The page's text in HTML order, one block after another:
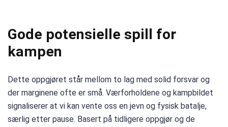
Gode potensielle spill for
kampen
Dette oppgjøret står mellom to lag med solid forsvar og
der marginene ofte er små. Værforholdene og kampbildet
signaliserer at vi kan vente oss en jevn og fysisk batalje,
særlig etter pause. Basert på tidligere oppgjør og de